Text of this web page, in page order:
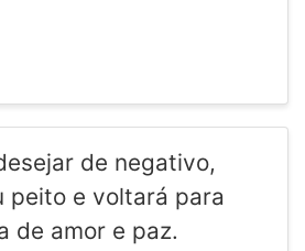
de negativo,
peito e voltará para
de amor e paz.